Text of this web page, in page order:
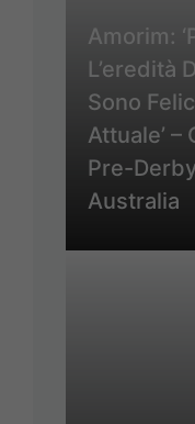
Amorim:
L’eredità
Sono
Attuale’
Pre-
Australia